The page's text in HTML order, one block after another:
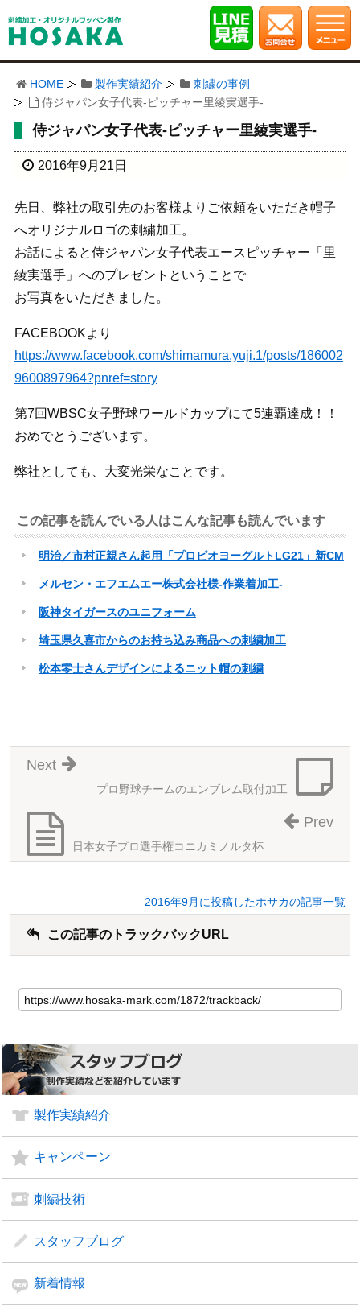
HOME 製作実績紹介
刺繍の事例
侍ジャパン女子代表-ピッチャー里綾実選手-
侍ジャパン女子代表-ピッチャー里綾実選手-
2016年9月21日
先日、弊社の取引先のお客様よりご依頼をいただき帽子
へオリジナルロゴの刺繍加工。
お話によると侍ジャパン女子代表エースピッチャー「里
綾実選手」へのプレゼントということで
お写真をいただきました。
FACEBOOKより
https://www.facebook.com/shimamura.yuji.1/posts/186002
9600897964?pnref=story
第7回WBSC女子野球ワールドカップにて5連覇達成！！
おめでとうございます。
弊社としても、大変光栄なことです。
この記事を読んでいる人はこんな記事も読んでいます
明治／市村正親さん起用「プロビオヨーグルトLG21」新CM
メルセン・エフエムエー株式会社様-作業着加工-
阪神タイガースのユニフォーム
埼玉県久喜市からのお持ち込み商品への刺繍加工
松本零士さんデザインによるニット帽の刺繍
プロ野球チームのエンブレム取付加工
Next
日本女子プロ選手権コニカミノルタ杯
Prev
2016年9月に投稿したホサカの記事一覧
この記事のトラックバックURL
製作実績紹介
キャンペーン
刺繍技術
スタッフブログ
新着情報